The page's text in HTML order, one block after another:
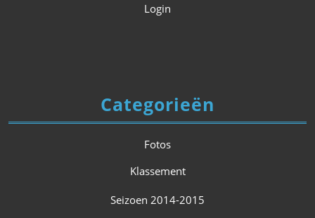
Login
Categorieën
Fotos
Klassement
Seizoen 2014-2015